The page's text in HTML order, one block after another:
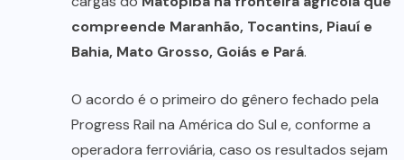
compreende Maranhão, Tocantins, Piauí e
Bahia, Mato Grosso, Goiás e Pará.
O acordo é o primeiro do gênero fechado pela
Progress Rail na América do Sul e, conforme a
operadora ferroviária, caso os resultados sejam